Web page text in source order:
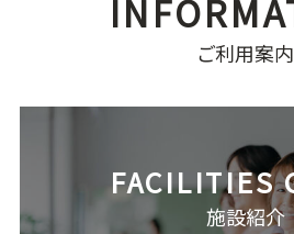
ご利用案内
施設紹介